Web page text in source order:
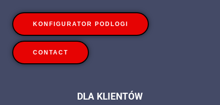
KONFIGURATOR PODLOGI
CONTACT
DLA KLIENTÓW